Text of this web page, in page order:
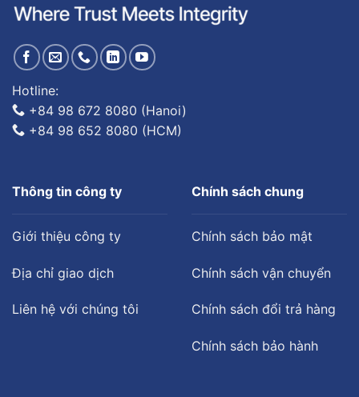
Hotline:
+84 98 672 8080 (Hanoi)
+84 98 652 8080 (HCM)
Thông tin công ty
Giới thiệu công ty
Địa chỉ giao dịch
Liên hệ với chúng tôi
Chính sách chung
Chính sách bảo mật
Chính sách vận chuyển
Chính sách đổi trả hàng
Chính sách bảo hành